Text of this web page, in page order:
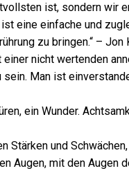
ist, sondern wir
eine einfache und
zu bringen.“ – Jon
nicht wertenden
Man ist
ein Wunder.
Stärken und
Augen, mit den